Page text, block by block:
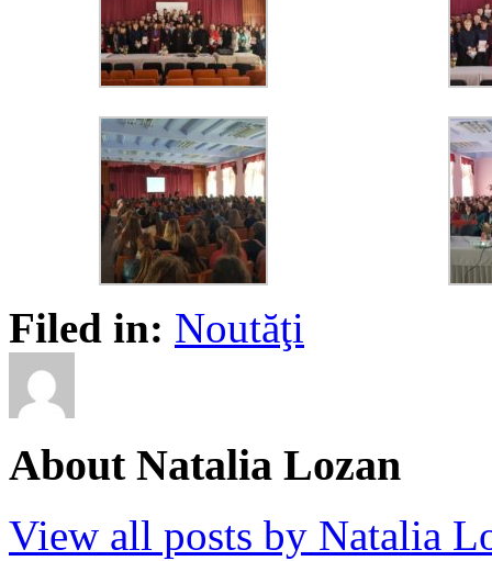
Filed in: Noutăţi
About Natalia Lozan
View all posts by Natalia